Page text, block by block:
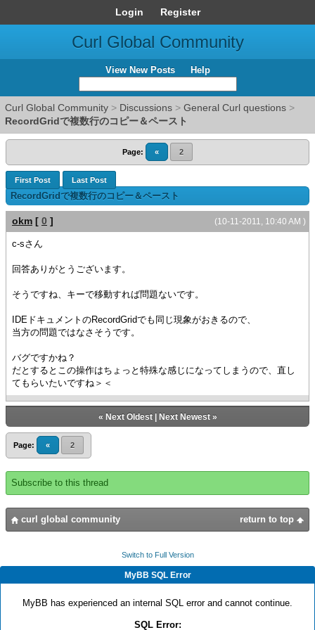
Login Register
Curl Global Community
View New Posts Help
Curl Global Community > Discussions > General Curl questions >
RecordGridで複数行のコピー＆ペースト
Page: « 2
First Post Last Post
RecordGridで複数行のコピー＆ペースト
(10-11-2011, 10:40 AM )
okm [ 0 ]
c-sさん
回答ありがとうございます。
そうですね、キーで移動すれば問題ないです。
IDEドキュメントのRecordGridでも同じ現象がおきるので、
当方の問題ではなさそうです。
バグですかね？
だとするとこの操作はちょっと特殊な感じになってしまうので、直し
てもらいたいですね＞＜
« Next Oldest| Next Newest»
Page: « 2
Subscribe to this thread
return to top
curl global community
Switch to Full Version
MyBB SQL Error
MyBB has experienced an internal SQL error and cannot continue.
SQL Error: